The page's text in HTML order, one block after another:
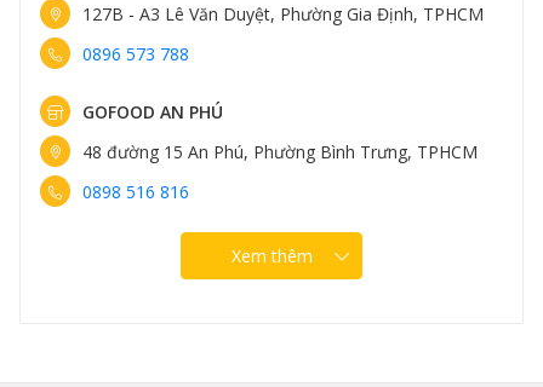
127B - A3 Lê Văn Duyệt, Phường Gia Định, TPHCM
0896 573 788
GOFOOD AN PHÚ
48 đường 15 An Phú, Phường Bình Trưng, TPHCM
0898 516 816
Xem thêm